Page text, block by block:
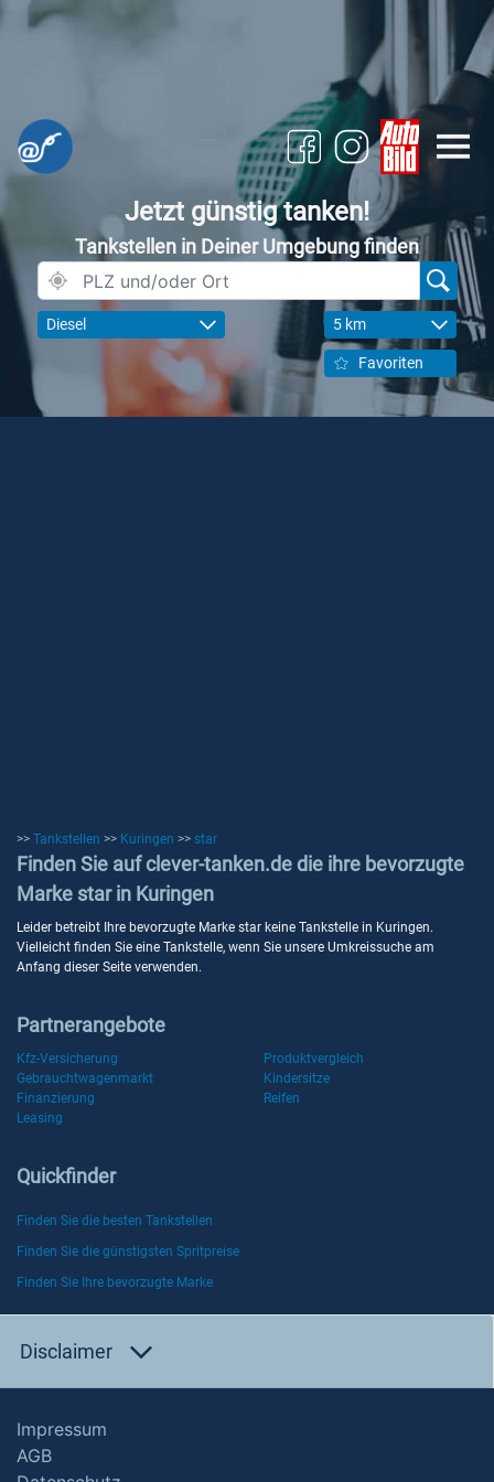
Jetzt günstig tanken!
Tankstellen in Deiner Umgebung finden
Diesel 5 km
Favoriten
>> Tankstellen >> Kuringen >> star
Finden Sie auf clever-tanken.de die ihre bevorzugte
Marke star in Kuringen
Leider betreibt Ihre bevorzugte Marke star keine Tankstelle in Kuringen.
Vielleicht finden Sie eine Tankstelle, wenn Sie unsere Umkreissuche am
Anfang dieser Seite verwenden.
Partnerangebote
Kfz-Versicherung
Produktvergleich
Gebrauchtwagenmarkt
Kindersitze
Finanzierung
Reifen
Leasing
Quickfinder
Finden Sie die besten Tankstellen
Finden Sie die günstigsten Spritpreise
Finden Sie Ihre bevorzugte Marke
Disclaimer
Impressum
AGB